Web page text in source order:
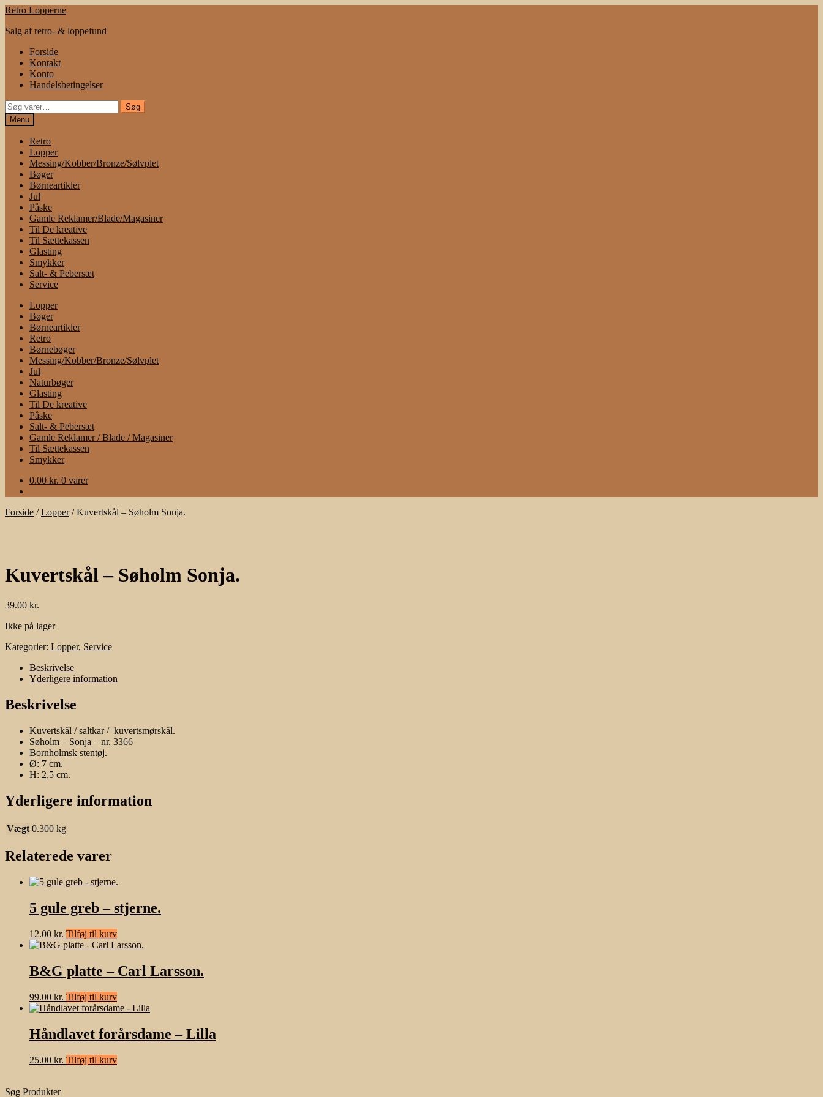
Spring
navigation
Spring
indhold
Retro Lopperne
Salg af retro- & loppefund
Forside
Kontakt
Konto
Handelsbetingelser
Søg
efter:
Søg
Menu
Retro
Lopper
Messing/Kobber/Bronze/Sølvplet
Bøger
Børneartikler
Jul
Påske
Gamle Reklamer/Blade/Magasiner
Til De kreative
Til Sættekassen
Glasting
Smykker
Salt- & Pebersæt
Service
Lopper
Bøger
Børneartikler
Retro
Børnebøger
Messing/Kobber/Bronze/Sølvplet
Jul
Naturbøger
Glasting
Til De kreative
Påske
Salt- & Pebersæt
Gamle Reklamer / Blade / Magasiner
Til Sættekassen
Smykker
0.00 kr. 0 varer
Forside /Lopper/Kuvertskål – Søholm Sonja.
Kuvertskål – Søholm Sonja.
39.00 kr.
Ikke på lager
Kategorier: Lopper, Service
Beskrivelse
Yderligere information
Beskrivelse
Kuvertskål / saltkar / kuvertsmørskål.
Søholm – Sonja – nr. 3366
Bornholmsk stentøj.
Ø: 7 cm.
H: 2,5 cm.
Yderligere information
Vægt 0.300 kg
Relaterede varer
5 gule greb – stjerne.
12.00 kr. Tilføj til kurv
B&G platte – Carl Larsson.
99.00 kr. Tilføj til kurv
Håndlavet forårsdame – Lilla
25.00 kr. Tilføj til kurv
Søg Produkter